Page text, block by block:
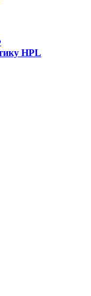
HPL